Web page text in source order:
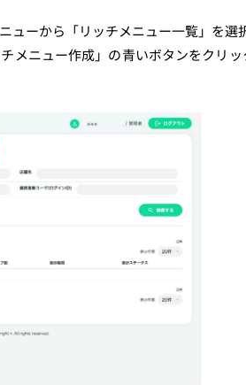
ューから「リッチメニュー一覧」を選
メニュー作成」の青いボタンをクリ